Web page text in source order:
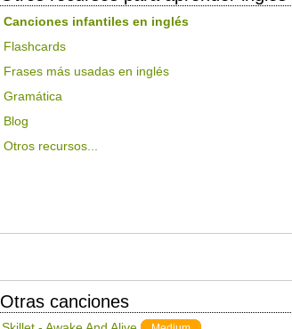
Canciones infantiles en inglés
Flashcards
Frases más usadas en inglés
Gramática
Blog
Otros recursos...
Otras canciones